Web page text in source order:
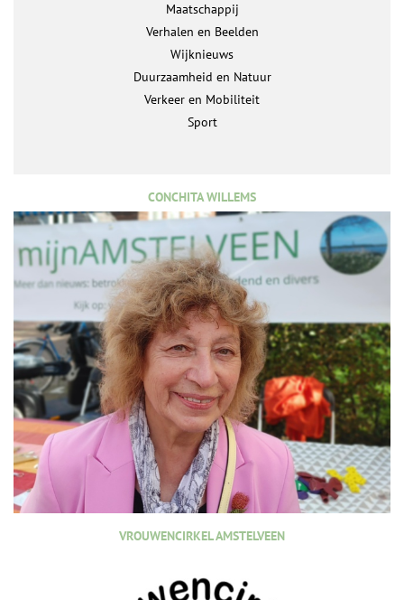
Maatschappij
Verhalen en Beelden
Wijknieuws
Duurzaamheid en Natuur
Verkeer en Mobiliteit
Sport
CONCHITA WILLEMS
VROUWENCIRKEL AMSTELVEEN